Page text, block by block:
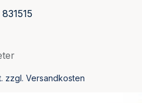
zzgl. Versandkosten